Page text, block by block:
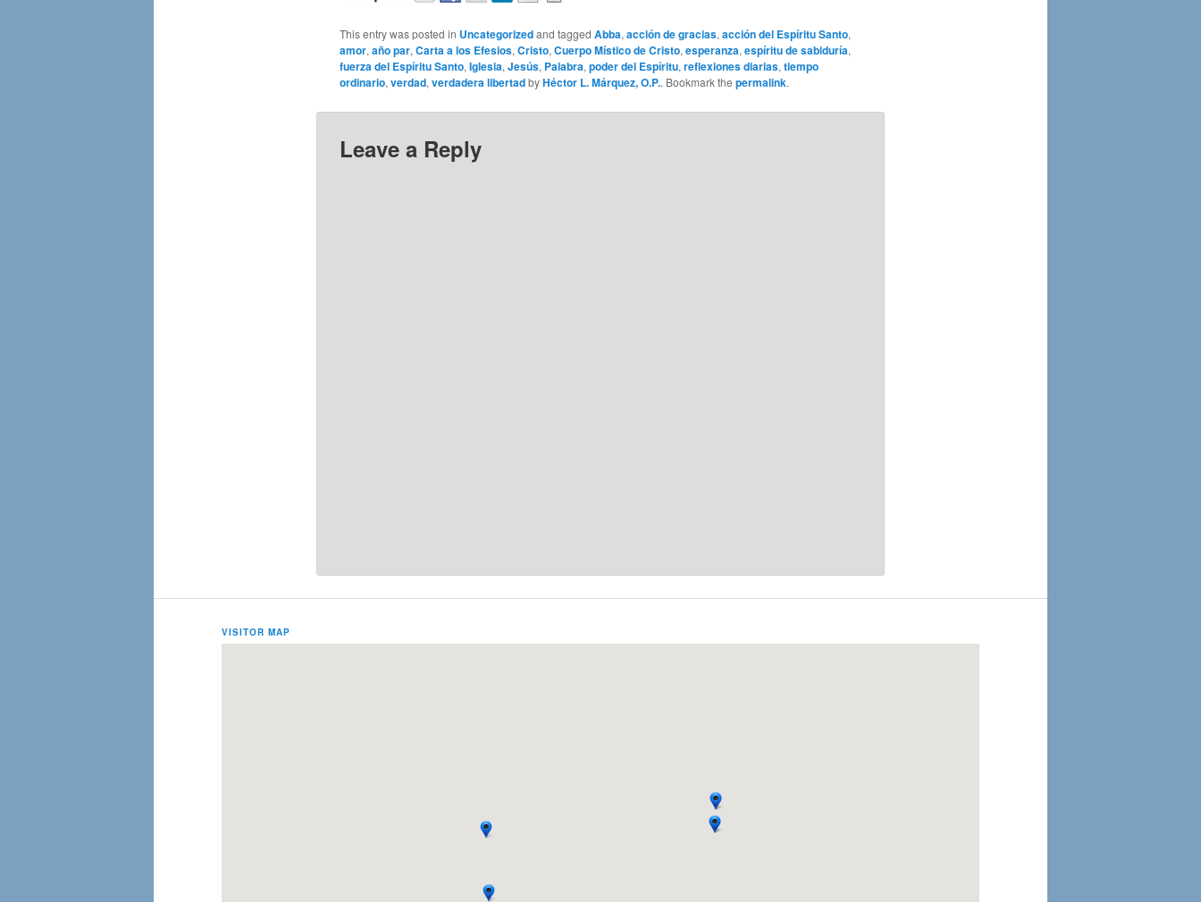
This entry was posted in Uncategorizedand tagged Abba, acción de gracias, acción del Espíritu Santo,
amor, año par, Carta a los Efesios, Cristo, Cuerpo Místico de Cristo, esperanza, espíritu de sabiduría,
fuerza del Espíritu Santo, Iglesia, Jesús, Palabra, poder del Espíritu, reflexiones diarias, tiempo
ordinario, verdad, verdadera libertadbyHéctor L. Márquez, O.P.. Bookmark the permalink.
Leave a Reply
VISITOR MAP